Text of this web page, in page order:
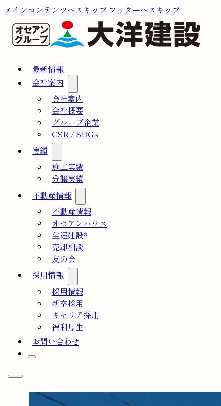
メインコンテンツへスキップ フッターへスキップ
最新情報
会社案内
会社案内
会社概要
グループ企業
CSR / SDGs
実績
施工実績
分譲実績
不動産情報
不動産情報
オセアンハウス
生涯建設®
売却相談
友の会
採用情報
採用情報
新卒採用
キャリア採用
福利厚生
お問い合わせ